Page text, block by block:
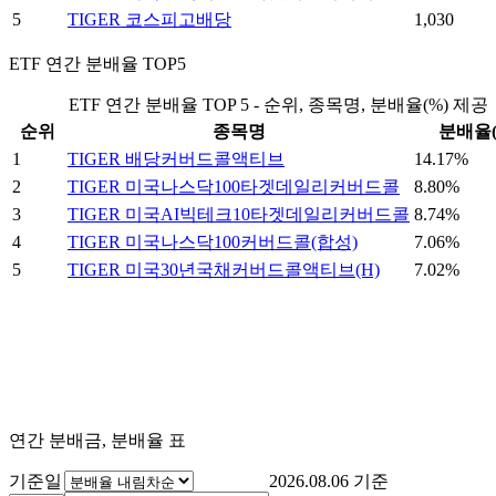
5
TIGER 코스피고배당 1,030
ETF 연간 분배율 TOP5
ETF 연간 분배율 TOP 5 - 순위, 종목명, 분배율(%) 제공
순위
종목명
분배율
1
TIGER 배당커버드콜액티브
14.17%
2
TIGER 미국나스닥100타겟데일리커버드콜
8.80%
3
TIGER 미국AI빅테크10타겟데일리커버드콜 8.74%
4
TIGER 미국나스닥100커버드콜(합성)
7.06%
5
TIGER 미국30년국채커버드콜액티브(H) 7.02%
연간 분배금, 분배율 표
기준일 2026.08.06 기준